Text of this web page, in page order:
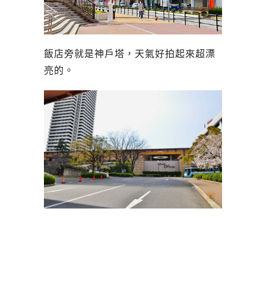
飯店旁就是神戶塔，天氣好拍起來超漂
亮的。